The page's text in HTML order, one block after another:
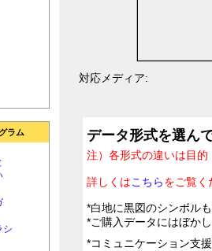
ラム
シ
対応メディア:
データ形式を選ん
注）各形式の違いは目
詳しくはこちらをご覧く
*白地に黒図のシンボル
*ご購入データにはぼか
*コミュニケーション支